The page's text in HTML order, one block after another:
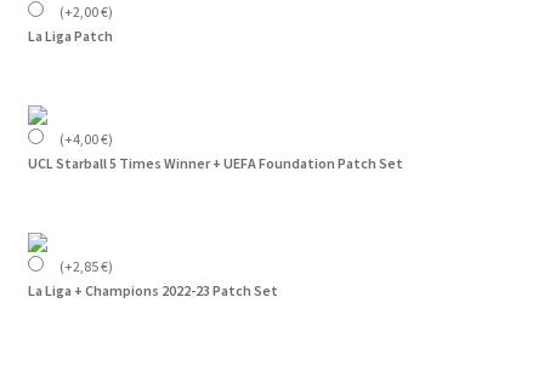
(+2,00€)
La Liga Patch
(+4,00€)
UCL Starball 5 Times Winner + UEFA Foundation Patch Set
(+2,85€)
La Liga + Champions 2022-23 Patch Set